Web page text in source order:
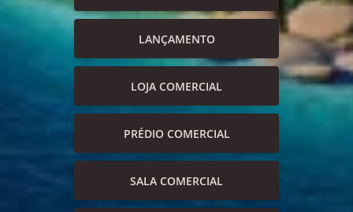
LANÇAMENTO
LOJA COMERCIAL
PRÉDIO COMERCIAL
SALA COMERCIAL